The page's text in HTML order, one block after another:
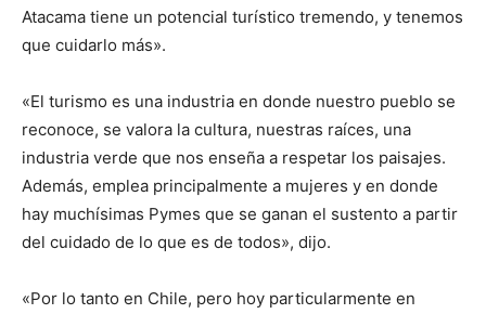
Atacama tiene un potencial turístico tremendo, y tenemos
que cuidarlo más».
«El turismo es una industria en donde nuestro pueblo se
reconoce, se valora la cultura, nuestras raíces, una
industria verde que nos enseña a respetar los paisajes.
Además, emplea principalmente a mujeres y en donde
hay muchísimas Pymes que se ganan el sustento a partir
del cuidado de lo que es de todos», dijo.
«Por lo tanto en Chile, pero hoy particularmente en